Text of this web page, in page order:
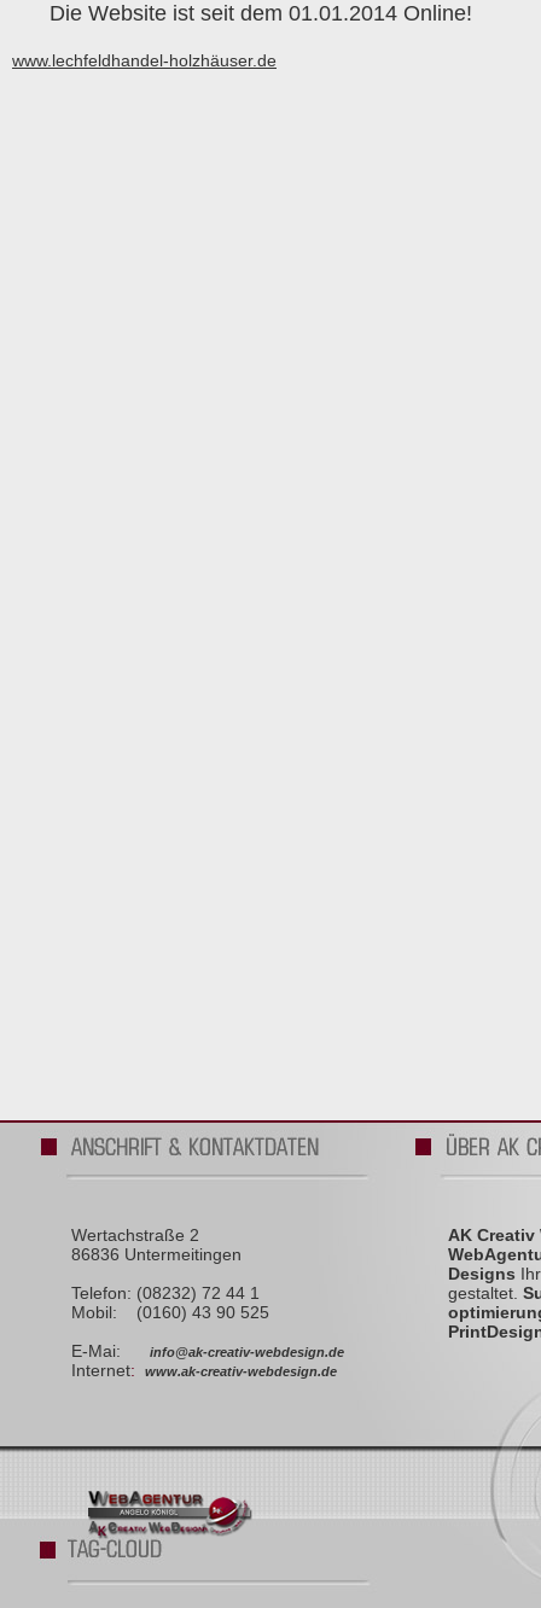
Die Website ist seit dem 01.01.2014 Online!
www.lechfeldhandel-holzhäuser.de
Wertachstraße 2
86836 Untermeitingen
Telefon: (08232) 72 44 1
Mobil: (0160) 43 90 525
E-Mai:
info@ak-creativ-webdesign.de
Internet: www.ak-creativ-webdesign.de
AK Creativ
Designs
gestaltet.